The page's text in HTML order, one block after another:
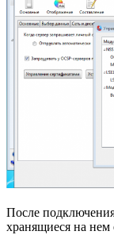
После
хранящиеся на нем